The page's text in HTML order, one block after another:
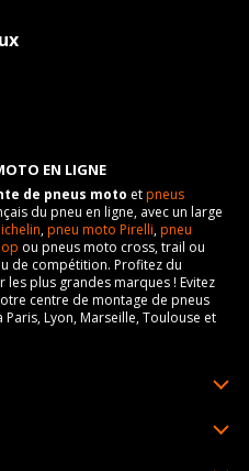
EN LIGNE
de pneus moto etpneus
du pneu en ligne, avec un large
,pneu moto Pirelli,pneu
ou pneus moto cross, trail ou
de compétition. Profitez du
plus grandes marques ! Evitez
centre de montage de pneus
Paris, Lyon, Marseille, Toulouse et